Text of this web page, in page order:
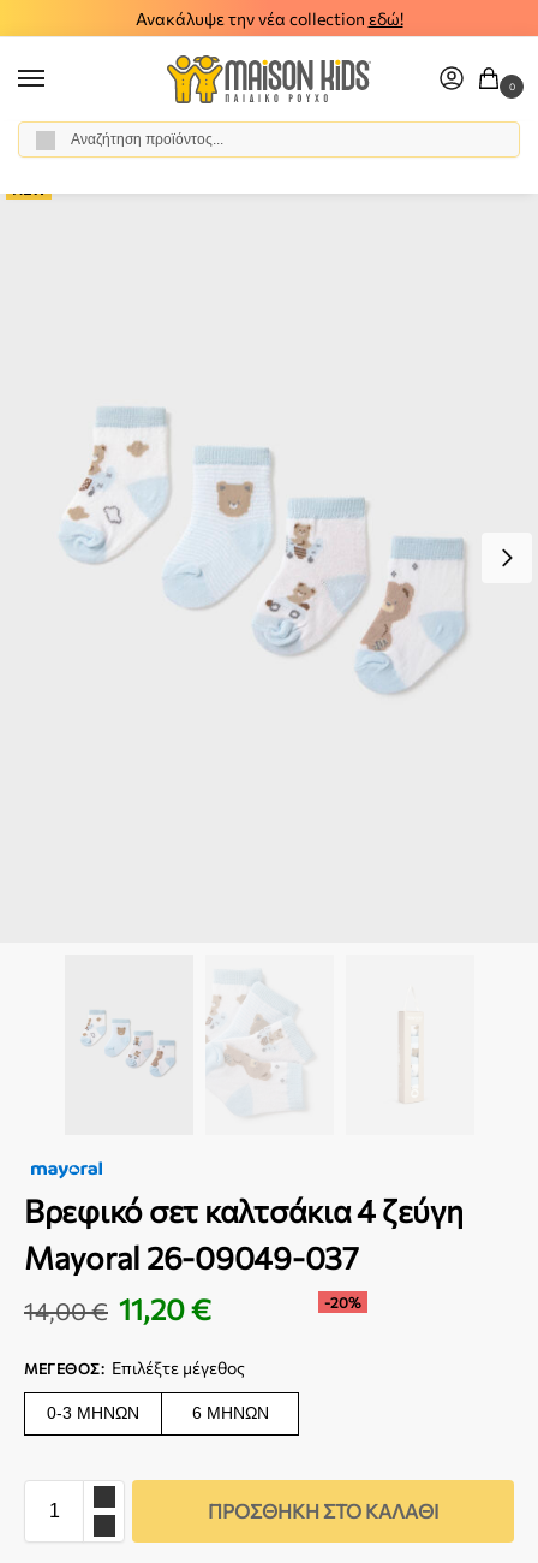
Ανακάλυψε την νέα collection εδώ!
0
Αρχική σελίδα / Βρεφικό Αγόρι
Βρεφικό σετ καλτσάκια 4 ζεύγη
Mayoral 26-09049-037
14,00€ 11,20€ -20%
ΜΈΓΕΘΟΣ: Επιλέξτε μέγεθος
0-3 ΜΗΝΏΝ 6 ΜΗΝΏΝ
ΠΡΟΣΘΉΚΗ ΣΤΟ ΚΑΛΆΘΙ